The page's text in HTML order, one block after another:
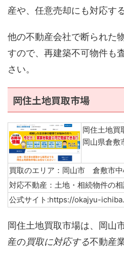
産や、任意売却にも対応す
他の不動産会社で断られた
すので、再建築不可物件も
さい。
岡住土地買取市場
岡住土地買
岡山県倉敷
買取のエリア：岡山市 倉敷市
対応不動産：土地・相続物件の
公式サイト:https://okajyu-
岡住土地買取市場は、岡山
産の買取に対応する不動産